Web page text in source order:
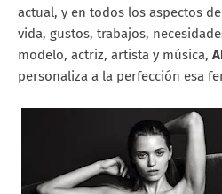
actual, y en todos los aspectos
vida, gustos, trabajos,
modelo, actriz, artista y música,
personaliza a la perfección esa